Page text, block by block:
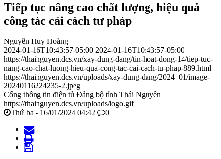
Tiếp tục nâng cao chất lượng, hiệu quả
công tác cải cách tư pháp
Nguyễn Huy Hoàng
2024-01-16T10:43:57-05:00 2024-01-16T10:43:57-05:00
https://thainguyen.dcs.vn/xay-dung-dang/tin-hoat-dong-14/tiep-tuc-
nang-cao-chat-luong-hieu-qua-cong-tac-cai-cach-tu-phap-889.html
https://thainguyen.dcs.vn/uploads/xay-dung-dang/2024_01/image-
20240116224235-2.jpeg
Cổng thông tin điện tử Đảng bộ tỉnh Thái Nguyên
https://thainguyen.dcs.vn/uploads/logo.gif
Thứ ba - 16/01/2024 04:42
0